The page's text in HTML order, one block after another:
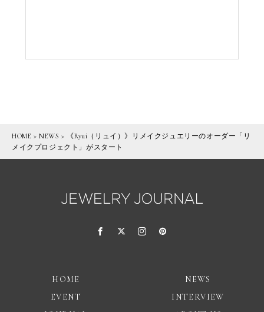
HOME >NEWS >
《Ryui（リュイ）》リメイクジュエリーのオーダー「リ
メイクプロジェクト」がスタート
HOME
NEWS
EVENT
INTERVIEW